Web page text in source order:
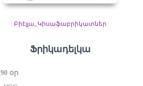
Բիէլլա ,Կիսաֆաբրիկատներ
Ֆրիկադելկա
90 օր